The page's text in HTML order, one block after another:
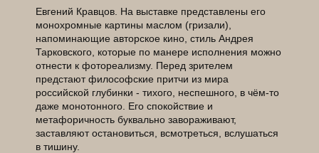
Евгений Кравцов. На выставке представлены его
монохромные картины маслом (гризали),
напоминающие авторское кино, стиль Андрея
Тарковского, которые по манере исполнения можно
отнести к фотореализму. Перед зрителем
предстают философские притчи из мира
российской глубинки - тихого, неспешного, в чём-то
даже монотонного. Его спокойствие и
метафоричность буквально завораживают,
заставляют остановиться, всмотреться, вслушаться
в тишину.